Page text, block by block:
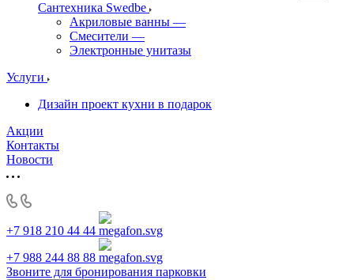
Сантехника Swedbe
Акриловые ванны —
Смесители —
Электронные унитазы
Услуги
Дизайн проект кухни в подарок
Акции
Контакты
Новости
+7 918 210 44 44
+7 988 244 88 88
Звоните для бронирования парковки